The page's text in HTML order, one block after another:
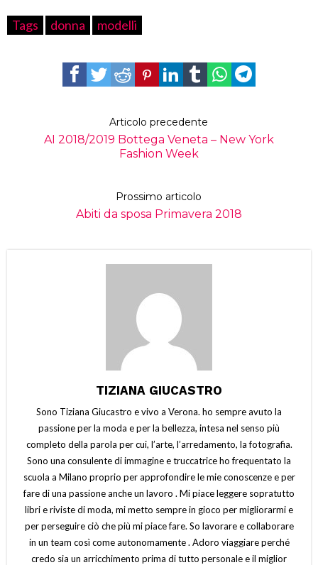
Tags donna modelli
Articolo precedente
AI 2018/2019 Bottega Veneta – New York
Fashion Week
Prossimo articolo
Abiti da sposa Primavera 2018
TIZIANA GIUCASTRO
Sono Tiziana Giucastro e vivo a Verona. ho sempre avuto la
passione per la moda e per la bellezza, intesa nel senso più
completo della parola per cui, l’arte, l’arredamento, la fotografia.
Sono una consulente di immagine e truccatrice ho frequentato la
scuola a Milano proprio per approfondire le mie conoscenze e per
fare di una passione anche un lavoro . Mi piace leggere sopratutto
libri e riviste di moda, mi metto sempre in gioco per migliorarmi e
per perseguire ciò che più mi piace fare. So lavorare e collaborare
in un team così come autonomamente . Adoro viaggiare perché
credo sia un arricchimento prima di tutto personale e il miglior